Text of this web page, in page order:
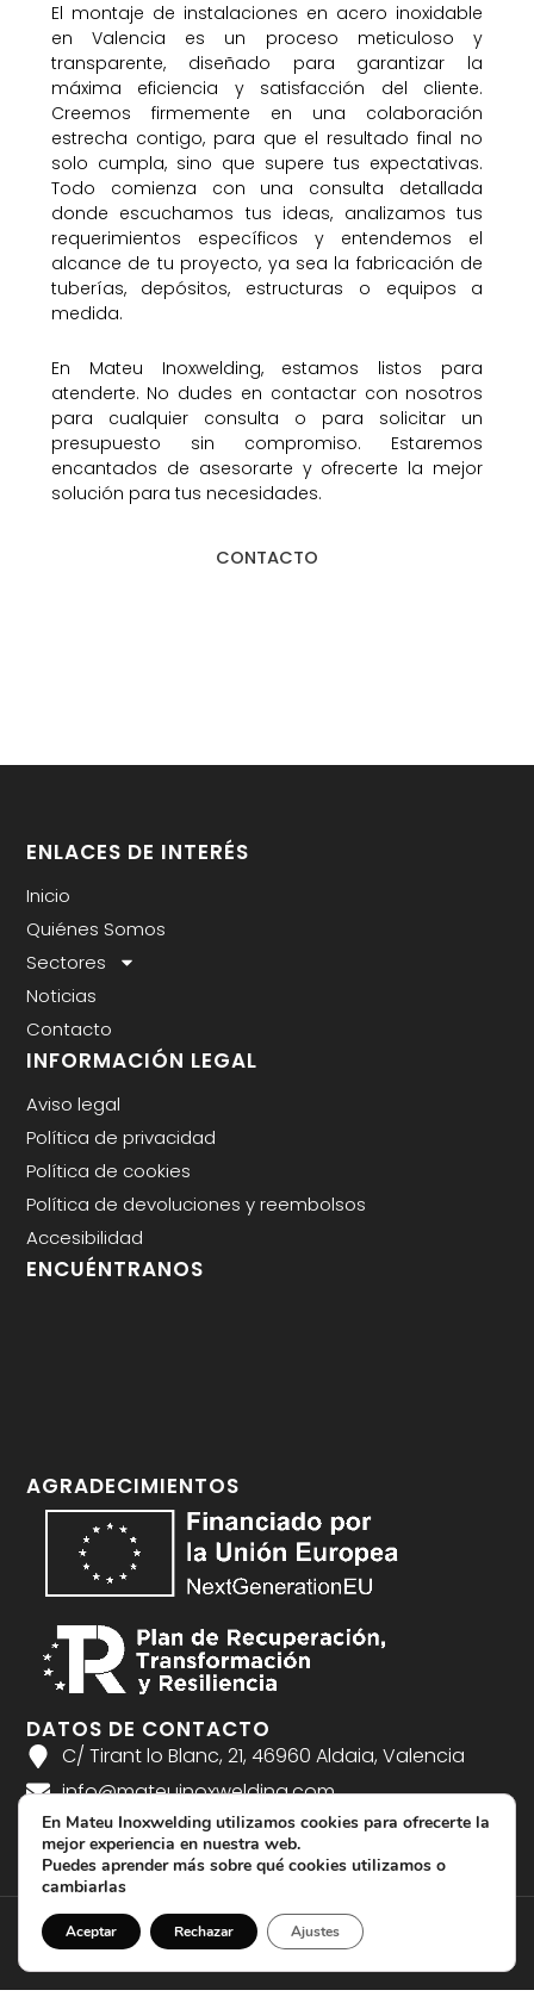
El montaje de instalaciones en acero inoxidable
en Valencia es un proceso meticuloso y
transparente, diseñado para garantizar la
máxima eficiencia y satisfacción del cliente.
Creemos firmemente en una colaboración
estrecha contigo, para que el resultado final no
solo cumpla, sino que supere tus expectativas.
Todo comienza con una consulta detallada
donde escuchamos tus ideas, analizamos tus
requerimientos específicos y entendemos el
alcance de tu proyecto, ya sea la fabricación de
tuberías, depósitos, estructuras o equipos a
medida.
En Mateu Inoxwelding, estamos listos para
atenderte. No dudes en contactar con nosotros
para cualquier consulta o para solicitar un
presupuesto sin compromiso. Estaremos
encantados de asesorarte y ofrecerte la mejor
solución para tus necesidades.
CONTACTO
ENLACES DE INTERÉS
Inicio
Quiénes Somos
Sectores
Noticias
Contacto
INFORMACIÓN LEGAL
Aviso legal
Política de privacidad
Política de cookies
Política de devoluciones y reembolsos
Accesibilidad
ENCUÉNTRANOS
AGRADECIMIENTOS
DATOS DE CONTACTO
C/ Tirant lo Blanc, 21, 46960 Aldaia, Valencia
info@mateuinoxwelding.com
961 04 36 08
En Mateu Inoxwelding utilizamos cookies para ofrecerte la
mejor experiencia en nuestra web.
Puedes aprender más sobre qué cookies utilizamos o
cambiarlas
Aceptar Rechazar Ajustes